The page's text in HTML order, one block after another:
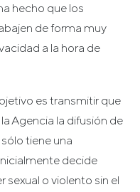
hecho que los
de forma muy
a la hora de
es transmitir que
Agencia la difusión de
tiene una
decide
o violento sin el